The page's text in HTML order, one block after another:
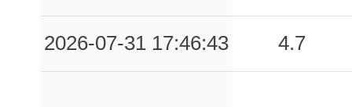
2026-07-31 17:46:43 4.7